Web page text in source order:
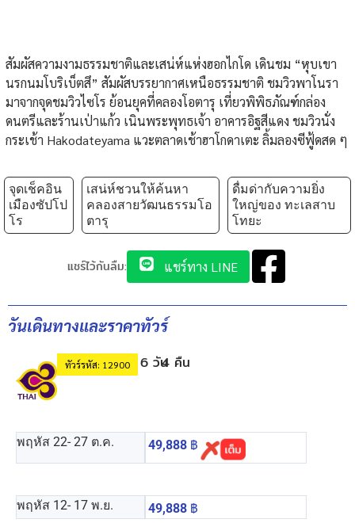
สัมผัสความงามธรรมชาติและเสน่ห์แห่งฮอกไกโด เดินชม “หุบเขา
นรกนมโบริเบ็ตสึ” สัมผัสบรรยากาศเหนือธรรมชาติ ชมวิวพาโนรา
มาจากจุดชมวิวไซโร ย้อนยุคที่คลองโอตารุ เที่ยวพิพิธภัณฑ์กล่อง
ดนตรีและร้านเป่าแก้ว เนินพระพุทธเจ้า อาคารอิฐสีแดง ชมวิวนั่ง
กระเช้า Hakodateyama แวะตลาดเช้าฮาโกดาเตะ ลิ้มลองซีฟู้ดสด ๆ
จุดเช็คอิน
เมืองซัปโป
โร
เสน่ห์ชวนให้ค้นหา
คลองสายวัฒนธรรมโอ
ตารุ
ดื่มด่ากับความยิ่ง
ใหญ่ของ ทะเลสาบ
โทยะ
แชร์ไว้กันลืม: แชร์ทาง LINE
วันเดินทางและราคาทัวร์
ทัวร์รหัส: 12900 6 วัน4 คืน
พฤหัส 22- 27 ต.ค. 49,888 ฿
พฤหัส 12- 17 พ.ย. 49,888 ฿